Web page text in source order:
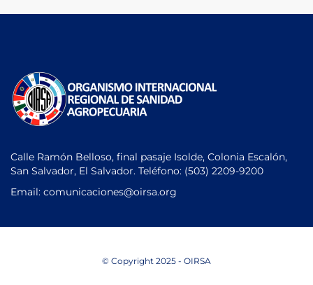
Calle Ramón Belloso, final pasaje Isolde, Colonia Escalón,
San Salvador, El Salvador. Teléfono: (503) 2209-9200
Email: comunicaciones@oirsa.org
© Copyright 2025 - OIRSA